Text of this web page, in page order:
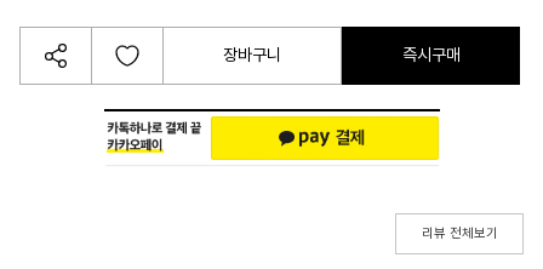
장바구니 즉시구매
리뷰 전체보기